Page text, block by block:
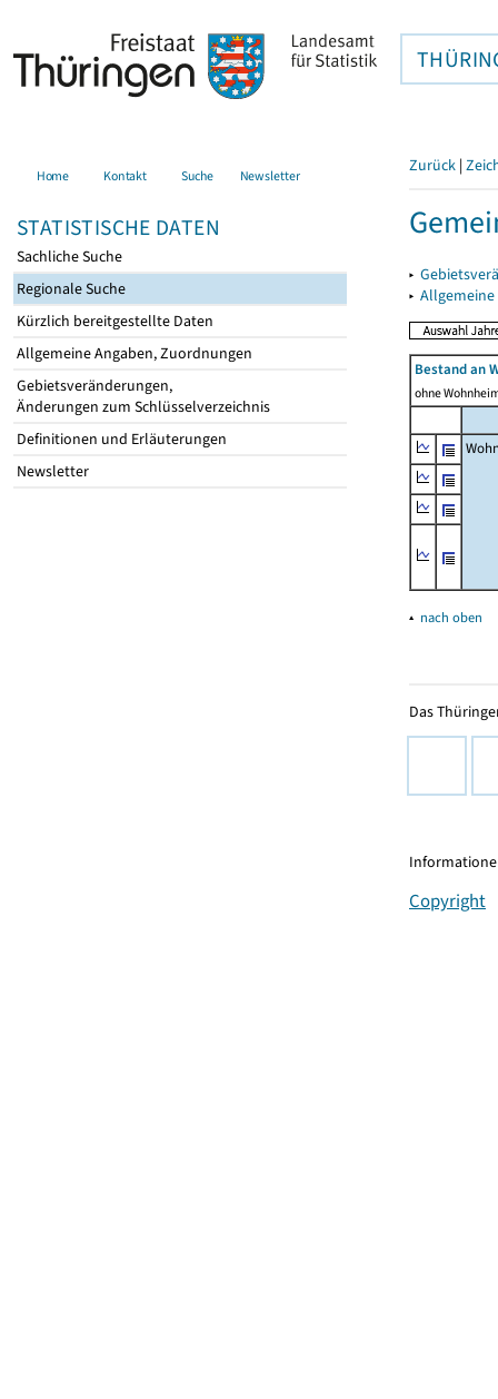
Home Kontakt Suche Newsletter
STATISTISCHE DATEN
Sachliche Suche
Regionale Suche
Kürzlich bereitgestellte Daten
Allgemeine Angaben, Zuordnungen
Gebietsveränderungen,
Änderungen zum Schlüsselverzeichnis
Definitionen und Erläuterungen
Newsletter
Zurück |
▸
▸
Bestand an
ohne
▴ nach oben
Das
Copyright